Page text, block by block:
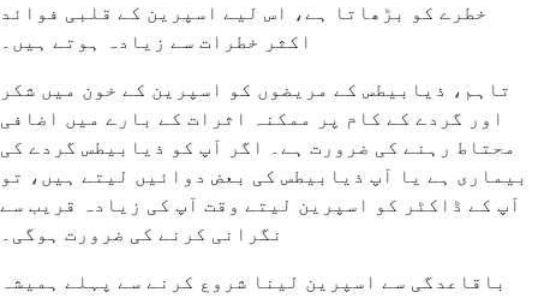
خطرے کو بڑھاتا ہے، اس لیے اسپرین کے قلبی فوائد
اکثر خطرات سے زیادہ ہوتے ہیں۔
تاہم، ذیابیطس کے مریضوں کو اسپرین کے خون میں شکر
اور گردے کے کام پر ممکنہ اثرات کے بارے میں اضافی
محتاط رہنے کی ضرورت ہے۔ اگر آپ کو ذیابیطس گردے کی
بیماری ہے یا آپ ذیابیطس کی بعض دوائیں لیتے ہیں، تو
آپ کے ڈاکٹر کو اسپرین لیتے وقت آپ کی زیادہ قریب سے
نگرانی کرنے کی ضرورت ہوگی۔
باقاعدگی سے اسپرین لینا شروع کرنے سے پہلے ہمیشہ